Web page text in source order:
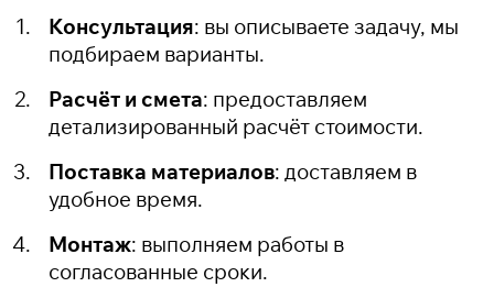
Консультация: вы описываете задачу, мы
подбираем варианты.
Расчёт и смета: предоставляем
детализированный расчёт стоимости.
Поставка материалов: доставляем в
удобное время.
Монтаж: выполняем работы в
согласованные сроки.